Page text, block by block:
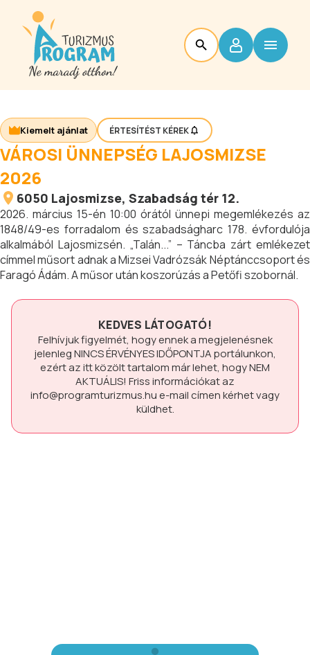
Kiemelt ajánlat ÉRTESÍTÉST KÉREK
VÁROSI ÜNNEPSÉG LAJOSMIZSE
2026
6050 Lajosmizse, Szabadság tér 12.
2026. március 15-én 10:00 órától ünnepi megemlékezés az
1848/49-es forradalom és szabadságharc 178. évfordulója
alkalmából Lajosmizsén. „Talán...” – Táncba zárt emlékezet
címmel műsort adnak a Mizsei Vadrózsák Néptánccsoport és
Faragó Ádám. A műsor után koszorúzás a Petőfi szobornál.
KEDVES LÁTOGATÓ!
Felhívjuk figyelmét, hogy ennek a megjelenésnek
jelenlegNINCS ÉRVÉNYES IDŐPONTJAportálunkon,
ezért az itt közölt tartalom már lehet, hogyNEM
AKTUÁLIS! Friss információkat az
info@programturizmus.hue-mail címen kérhet vagy
küldhet.